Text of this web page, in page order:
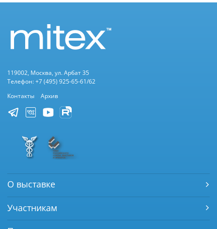
119002, Москва, ул. Арбат 35
Телефон: +7 (495) 925-65-61/62
Контакты
Архив
О выставке
Участникам